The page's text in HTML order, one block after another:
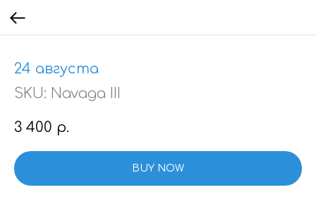
24 августа
SKU: Navaga III
3 400 р.
BUY NOW